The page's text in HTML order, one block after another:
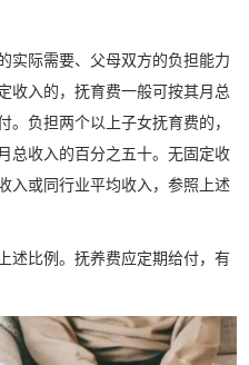
实际需要、父母双方的负担能力
收入的，抚育费一般可按其月总
。负担两个以上子女抚育费的，
总收入的百分之五十。无固定收
入或同行业平均收入，参照上述
述比例。抚养费应定期给付，有